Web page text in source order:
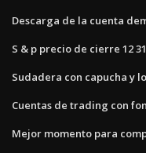
Descarga de la cuenta
S & p precio de cierre 12
Sudadera con capucha y
Cuentas de trading con
Mejor momento para